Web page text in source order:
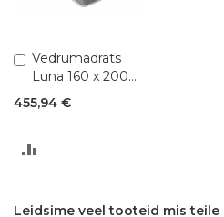
Vedrumadrats
Luna 160 x 200
(Pocket 1,8)
455,94 €
Lisa
ostukorvi
Leidsime veel tooteid mis